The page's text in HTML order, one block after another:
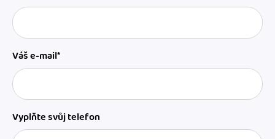
Váš e-mail*
Vyplňte svůj telefon